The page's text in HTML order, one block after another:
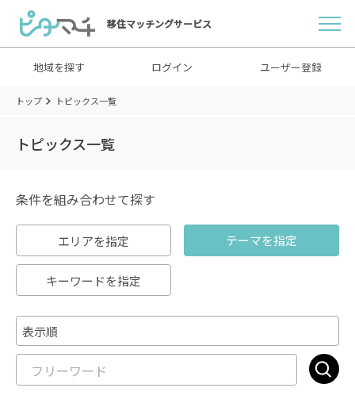
移住マッチングサービス
地域を探す ログイン ユーザー登録
トップ トピックス一覧
トピックス一覧
条件を組み合わせて探す
エリアを指定 テーマを指定
キーワードを指定